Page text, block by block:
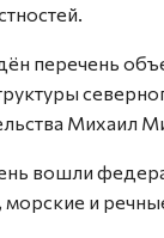
перечень
Михаил
вошли
морские и